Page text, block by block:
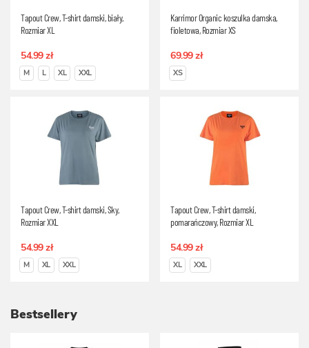
Tapout Crew, T-shirt damski, biały,
Rozmiar XL
54.99 zł
M L XL XXL
Karrimor Organic koszulka damska,
fioletowa, Rozmiar XS
69.99 zł
XS
Tapout Crew, T-shirt damski, Sky,
Rozmiar XXL
54.99 zł
M XL XXL
Tapout Crew, T-shirt damski,
pomarańczowy, Rozmiar XL
54.99 zł
XL XXL
Bestsellery